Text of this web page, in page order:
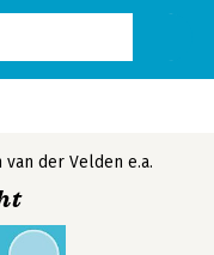
van der Velden e.a.